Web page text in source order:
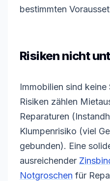
bestimmten
Risiken nicht
Immobilien sind keine
Risiken zählen
Reparaturen
Klumpenrisiko (viel
gebunden). Eine
ausreichender
Notgroschen für